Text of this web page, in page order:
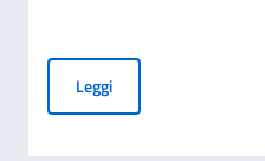
LeggiBorse di studio